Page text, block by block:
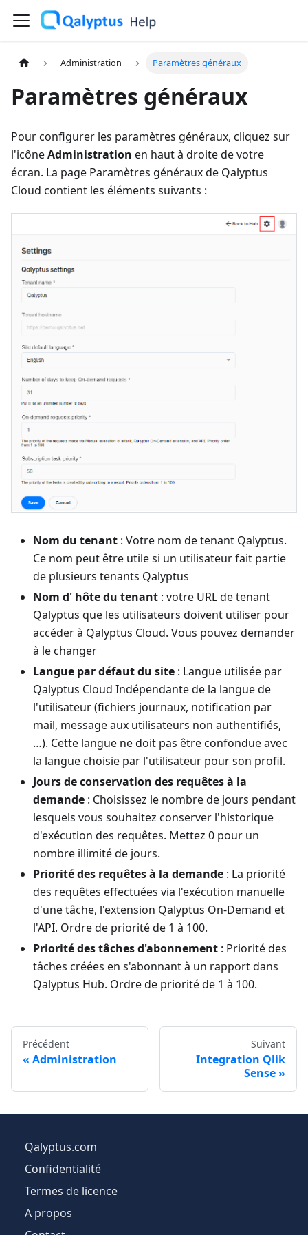
Administration Paramètres généraux
Paramètres généraux
Pour configurer les paramètres généraux, cliquez sur
l'icôneAdministration en haut à droite de votre
écran. La page Paramètres généraux de Qalyptus
Cloud contient les éléments suivants :
Nom du tenant : Votre nom de tenant Qalyptus.
Ce nom peut être utile si un utilisateur fait partie
de plusieurs tenants Qalyptus
Nom d' hôte du tenant : votre URL de tenant
Qalyptus que les utilisateurs doivent utiliser pour
accéder à Qalyptus Cloud. Vous pouvez demander
à le changer
Langue par défaut du site : Langue utilisée par
Qalyptus Cloud Indépendante de la langue de
l'utilisateur (fichiers journaux, notification par
mail, message aux utilisateurs non authentifiés,
…). Cette langue ne doit pas être confondue avec
la langue choisie par l'utilisateur pour son profil.
Jours de conservation des requêtes à la
demande : Choisissez le nombre de jours pendant
lesquels vous souhaitez conserver l'historique
d'exécution des requêtes. Mettez 0 pour un
nombre illimité de jours.
Priorité des requêtes à la demande : La priorité
des requêtes effectuées via l'exécution manuelle
d'une tâche, l'extension Qalyptus On-Demand et
l'API. Ordre de priorité de 1 à 100.
Priorité des tâches d'abonnement : Priorité des
tâches créées en s'abonnant à un rapport dans
Qalyptus Hub. Ordre de priorité de 1 à 100.
Précédent
Administration
Suivant
Integration Qlik
Sense
Qalyptus.com
Confidentialité
Termes de licence
A propos